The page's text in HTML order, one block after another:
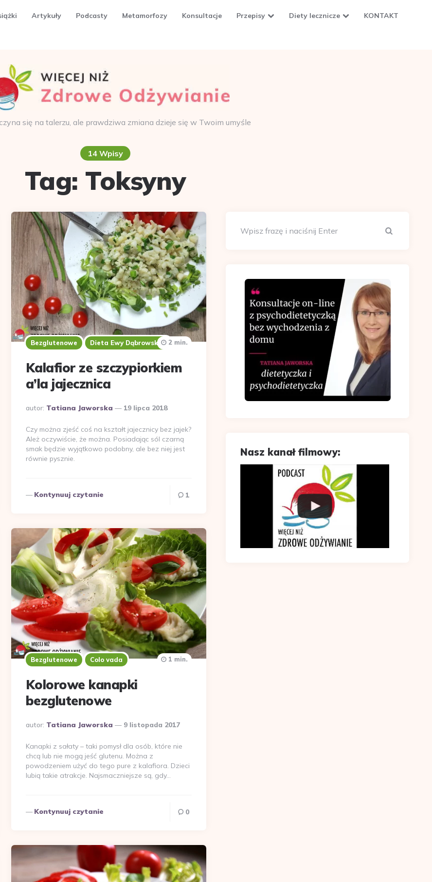
Artykuły Podcasty Metamorfozy Konsultacje Przepisy Diety lecznicze KONTAKT
się na talerzu, ale prawdziwa zmiana dzieje się w Twoim umyśle
14 Wpisy
Tag: Toksyny
Bezglutenowe Dieta Ewy Dąbrowskiej
Kalafior ze szczypiorkiem
a’la jajecznica
Dodane
autor: Tatiana Jaworska 19 lipca 2018
2 min.
Czy można zjeść coś na kształt jajecznicy bez jajek?
Ależ oczywiście, że można. Posiadając sól czarną
smak będzie wyjątkowo podobny, ale bez niej jest
równie pysznie.
Kontynuuj czytanie 1
Bezglutenowe Colo vada
Kolorowe kanapki
bezglutenowe
Dodane
autor: Tatiana Jaworska 9 listopada 2017
1 min.
Kanapki z sałaty – taki pomysł dla osób, które nie
chcą lub nie mogą jeść glutenu. Można z
powodzeniem użyć do tego pure z kalafiora. Dzieci
lubią takie atrakcje. Najsmaczniejsze są, gdy…
Kontynuuj czytanie 0
Nasz kanał filmowy: